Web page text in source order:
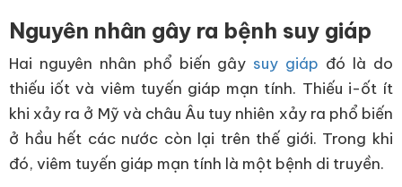
Nguyên nhân gây ra bệnh suy giáp
Hai nguyên nhân phổ biến gây suy giáp đó là do
thiếu iốt và viêm tuyến giáp mạn tính. Thiếu i-ốt ít
khi xảy ra ở Mỹ và châu Âu tuy nhiên xảy ra phổ biến
ở hầu hết các nước còn lại trên thế giới. Trong khi
đó, viêm tuyến giáp mạn tính là một bệnh di truyền.